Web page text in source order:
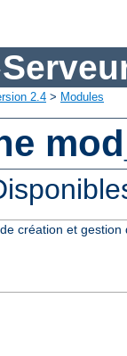
2.4 > Modules
création et